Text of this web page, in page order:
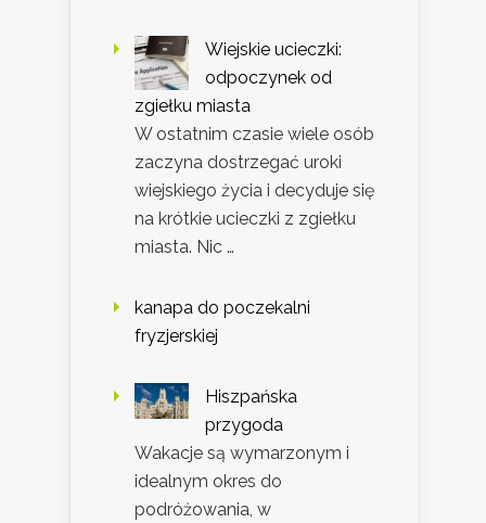
Wiejskie ucieczki:
odpoczynek od
zgiełku miasta
W ostatnim czasie wiele osób
zaczyna dostrzegać uroki
wiejskiego życia i decyduje się
na krótkie ucieczki z zgiełku
miasta. Nic …
kanapa do poczekalni
fryzjerskiej
Hiszpańska
przygoda
Wakacje są wymarzonym i
idealnym okres do
podróżowania, w